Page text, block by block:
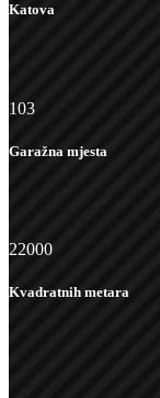
Katova
103
Garažna mjesta
22000
Kvadratnih metara